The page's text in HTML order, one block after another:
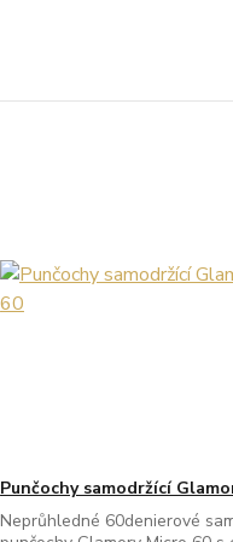
Punčochy samodržící
Neprůhledné 60denierové